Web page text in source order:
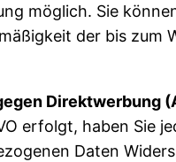
möglich. Sie
der bis
Direktwerbung
erfolgt, haben Sie
Daten